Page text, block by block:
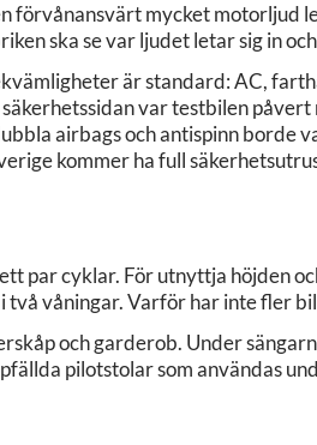
förvånansvärt mycket motorljud
ska se var ljudet letar sig in
är standard: AC,
var testbilen
airbags och antispinn borde
kommer ha full
par cyklar. För utnyttja höjden
två våningar. Varför har inte fler
och garderob. Under
pilotstolar som användas